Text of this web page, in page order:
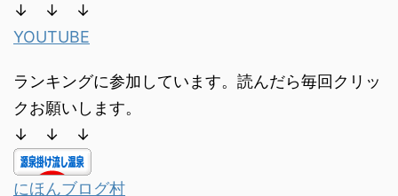
↓ ↓ ↓
YOUTUBE
ランキングに参加しています。読んだら毎回クリッ
クお願いします。
↓ ↓ ↓
にほんブログ村